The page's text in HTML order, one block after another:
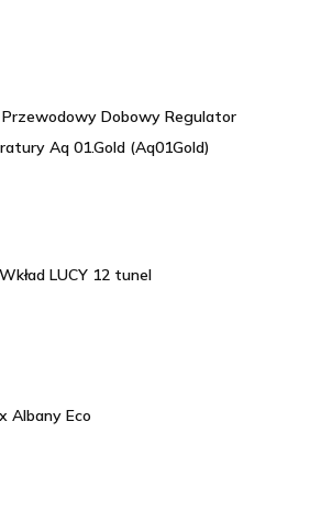
Dobowy Regulator
Aq 01.Gold (Aq01Gold)
LUCY 12 tunel
Albany Eco